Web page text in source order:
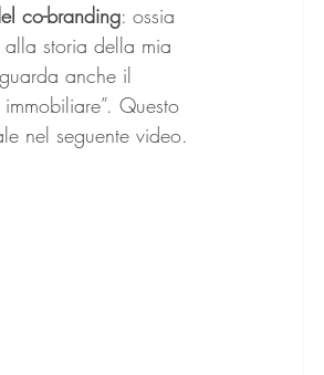
co-branding: ossia
storia della mia
anche il
Questo
nel seguente video.